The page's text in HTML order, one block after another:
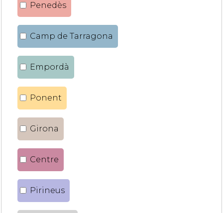
Penedès
Camp de Tarragona
Empordà
Ponent
Girona
Centre
Pirineus